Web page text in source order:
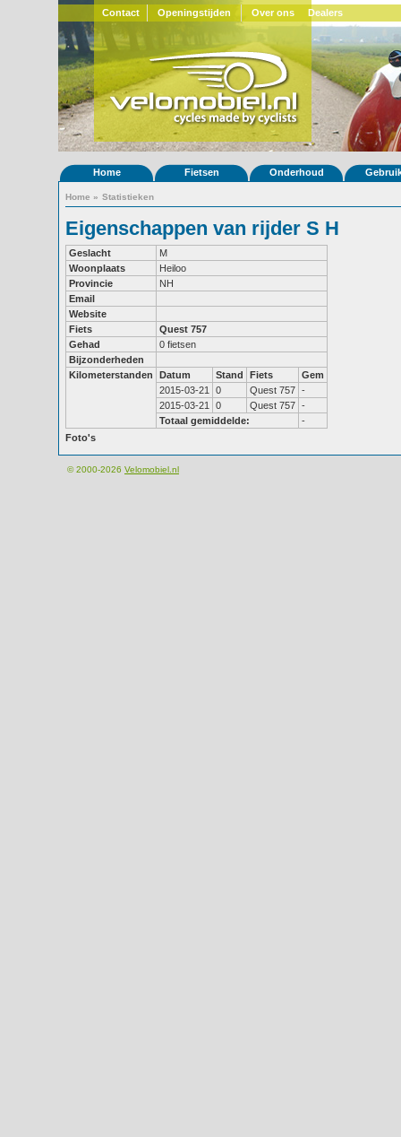
Contact Openingstijden Over ons Dealers
Home Fietsen Onderhoud
Home » Statistieken
Eigenschappen van rijder S H
Geslacht
M
Woonplaats
Heiloo
Provincie
NH
Email
Website
Fiets
Quest 757
Gehad
0 fietsen
Bijzonderheden
Kilometerstanden
Datum Stand Fiets
Gem
2015-03-21
0 Quest 757 -
2015-03-21
0 Quest 757 -
Totaal gemiddelde:
-
Foto's
© 2000-2026 Velomobiel.nl